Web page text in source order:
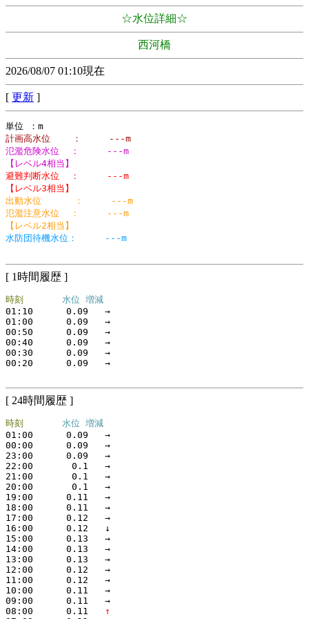
☆水位詳細☆
西河橋
2026/08/07 01:10現在
[ 更新 ]
計画高水位    ：     ---m
氾濫危険水位  ：     ---m
【レベル4相当】
避難判断水位  ：     ---m
【レベル3相当】
出動水位      ：     ---m
氾濫注意水位  ：     ---m
【レベル2相当】
水防団待機水位：     ---m
[ 1時間履歴 ]
時刻
水位 増減
01:10
    0.09
   →
01:00
    0.09
   →
00:50
    0.09
   →
00:40
    0.09
   →
00:30
    0.09
   →
00:20
    0.09
   →
[ 24時間履歴 ]
時刻
水位 増減
01:00
    0.09
   →
00:00
    0.09
   →
23:00
    0.09
   →
22:00
     0.1
   →
21:00
     0.1
   →
20:00
     0.1
   →
19:00
    0.11
   →
18:00
    0.11
   →
17:00
    0.12
   →
16:00
    0.12
   ↓
15:00
    0.13
   →
14:00
    0.13
   →
13:00
    0.13
   →
12:00
    0.12
   →
11:00
    0.12
   →
10:00
    0.11
   →
09:00
    0.11
   →
08:00
    0.11
   ↑